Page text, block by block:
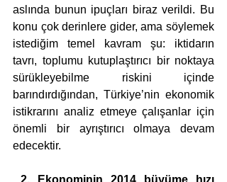
aslında bunun ipuçları biraz verildi. Bu
konu çok derinlere gider, ama söylemek
istediğim temel kavram şu: iktidarın
tavrı, toplumu kutuplaştırıcı bir noktaya
sürükleyebilme riskini içinde
barındırdığından, Türkiye’nin ekonomik
istikrarını analiz etmeye çalışanlar için
önemli bir ayrıştırıcı olmaya devam
edecektir.